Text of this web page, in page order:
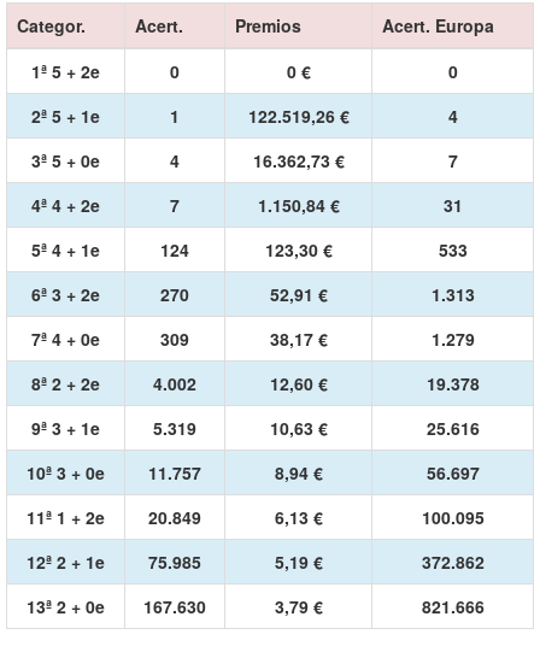
Categor. Acert. Premios
Acert. Europa
1ª 5 + 2e
0 0 €
0
2ª 5 + 1e
1 122.519,26 €
4
3ª 5 + 0e
4 16.362,73 €
7
4ª 4 + 2e
7 1.150,84 €
31
5ª 4 + 1e
124 123,30 €
533
6ª 3 + 2e
270 52,91 €
1.313
7ª 4 + 0e
309 38,17 €
1.279
8ª 2 + 2e
4.002 12,60 €
19.378
9ª 3 + 1e
5.319 10,63 €
25.616
10ª 3 + 0e
11.757 8,94 €
56.697
11ª 1 + 2e
20.849 6,13 €
100.095
12ª 2 + 1e
75.985 5,19 €
372.862
13ª 2 + 0e
167.630 3,79 € 821.666